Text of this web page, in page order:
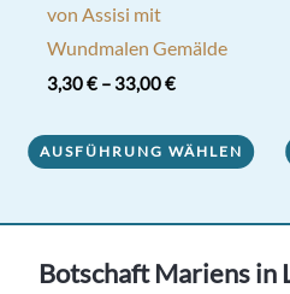
von Assisi mit
Wundmalen Gemälde
3,30€– 33,00€
AUSFÜHRUNG WÄHLEN
Produkt
mehrere
auf.
Botschaft Mariens in